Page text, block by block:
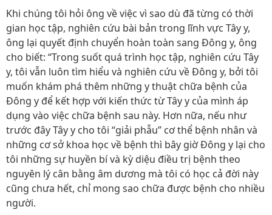
Khi chúng tôi hỏi ông về việc vì sao dù đã từng có thời
gian học tập, nghiên cứu bài bản trong lĩnh vực Tây y,
ông lại quyết định chuyển hoàn toàn sang Đông y, ông
cho biết: “Trong suốt quá trình học tập, nghiên cứu Tây
y, tôi vẫn luôn tìm hiểu và nghiên cứu về Đông y, bởi tôi
muốn khám phá thêm những y thuật chữa bệnh của
Đông y để kết hợp với kiến thức từ Tây y của mình áp
dụng vào việc chữa bệnh sau này. Hơn nữa, nếu như
trước đây Tây y cho tôi “giải phẫu” cơ thể bệnh nhân và
những cơ sở khoa học về bệnh thì bây giờ Đông y lại cho
tôi những sự huyền bí và kỳ diệu điều trị bệnh theo
nguyên lý cân bằng âm dương mà tôi có học cả đời này
cũng chưa hết, chỉ mong sao chữa được bệnh cho nhiều
người.